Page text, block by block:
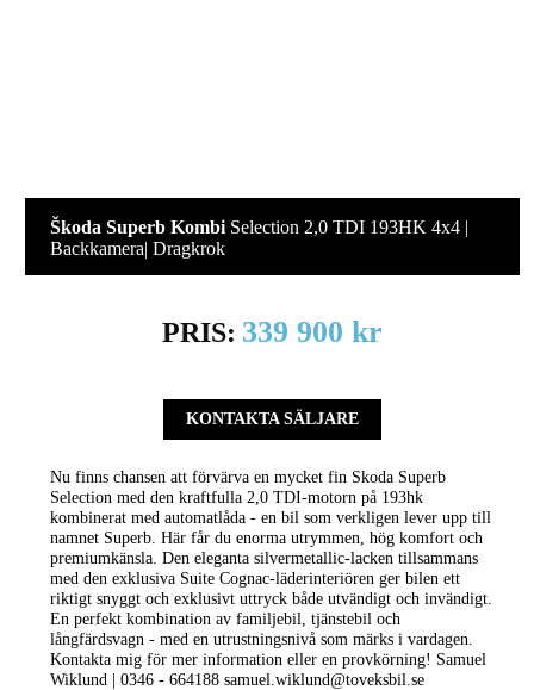
Škoda Superb Kombi Selection 2,0 TDI 193HK 4x4 |
Backkamera| Dragkrok
PRIS: 339 900 kr
KONTAKTA SÄLJARE
Nu finns chansen att förvärva en mycket fin Skoda Superb
Selection med den kraftfulla 2,0 TDI-motorn på 193hk
kombinerat med automatlåda - en bil som verkligen lever upp till
namnet Superb. Här får du enorma utrymmen, hög komfort och
premiumkänsla. Den eleganta silvermetallic-lacken tillsammans
med den exklusiva Suite Cognac-läderinteriören ger bilen ett
riktigt snyggt och exklusivt uttryck både utvändigt och invändigt.
En perfekt kombination av familjebil, tjänstebil och
långfärdsvagn - med en utrustningsnivå som märks i vardagen.
Kontakta mig för mer information eller en provkörning! Samuel
Wiklund | 0346 - 664188 samuel.wiklund@toveksbil.se